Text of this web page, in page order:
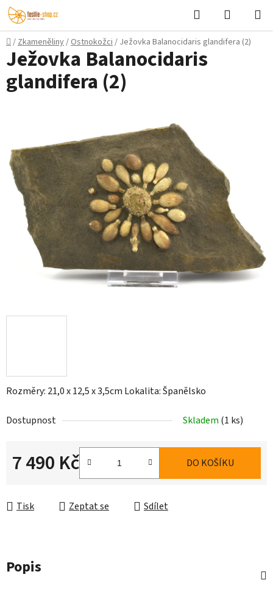
Přejít
na
obsah
Hledat
KOŠÍK
Domů
/Zkameněliny/Ostnokožci/ Ježovka Balanocidaris glandifera (2)
Rozměry: 21,0 x 12,5 x 3,5cm Lokalita: Španělsko
Dostupnost Skladem (1 ks)
7 490 Kč DO KOŠÍKU
Tisk Zeptat se Sdílet
Ježovka Balanocidaris
glandifera (2)
Popis